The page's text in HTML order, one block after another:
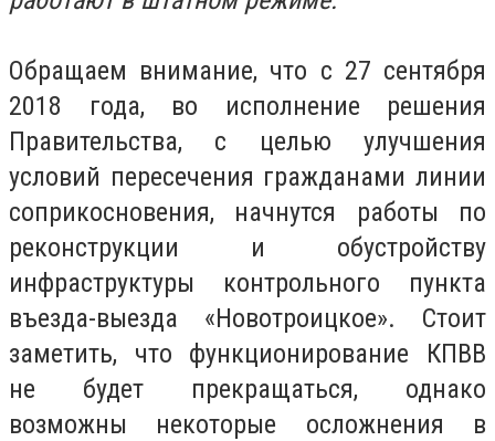
Обращаем внимание, что с 27 сентября
2018 года, во исполнение решения
Правительства, с целью улучшения
условий пересечения гражданами линии
соприкосновения, начнутся работы по
реконструкции и обустройству
инфраструктуры контрольного пункта
въезда-выезда «Новотроицкое». Стоит
заметить, что функционирование КПВВ
не будет прекращаться, однако
возможны некоторые осложнения в